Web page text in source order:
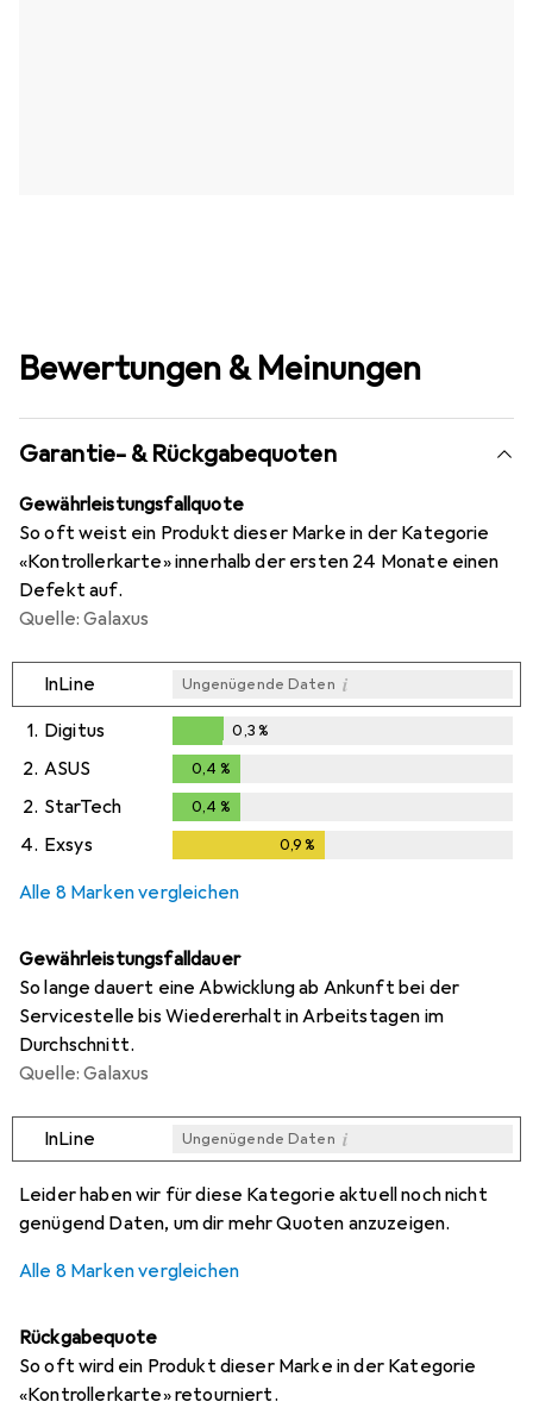
Bewertungen & Meinungen
Garantie- & Rückgabequoten
Gewährleistungsfallquote
So oft weist ein Produkt dieser Marke in der Kategorie
«Kontrollerkarte» innerhalb der ersten 24 Monate einen
Defekt auf.
Quelle: Galaxus
InLine Ungenügende Daten i
1. Digitus
0,3%
0,3%
2. ASUS 0,4 %
2. StarTech 0,4 %
4. Exsys 0,9%
Alle 8 Marken vergleichen
Gewährleistungsfalldauer
So lange dauert eine Abwicklung ab Ankunft bei der
Servicestelle bis Wiedererhalt in Arbeitstagen im
Durchschnitt.
Quelle: Galaxus
InLine Ungenügende Daten i
Leider haben wir für diese Kategorie aktuell noch nicht
genügend Daten, um dir mehr Quoten anzuzeigen.
Alle 8 Marken vergleichen
Rückgabequote
So oft wird ein Produkt dieser Marke in der Kategorie
«Kontrollerkarte» retourniert.